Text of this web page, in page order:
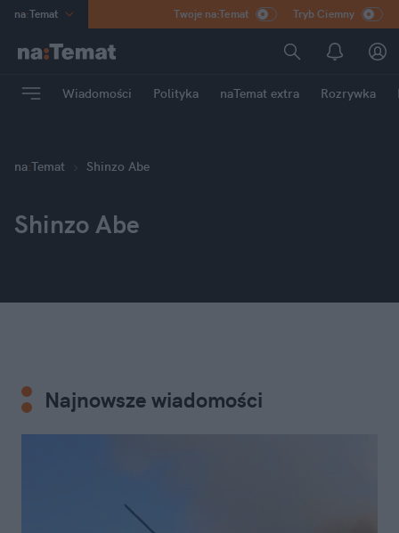
na:Temat
Poland
mama
Rozrywka
Twoje na:Temat Tryb Ciemny
Wiadomości Polityka naTemat extra Rozrywka
na:Temat Shinzo Abe
Shinzo Abe
Najnowsze wiadomości